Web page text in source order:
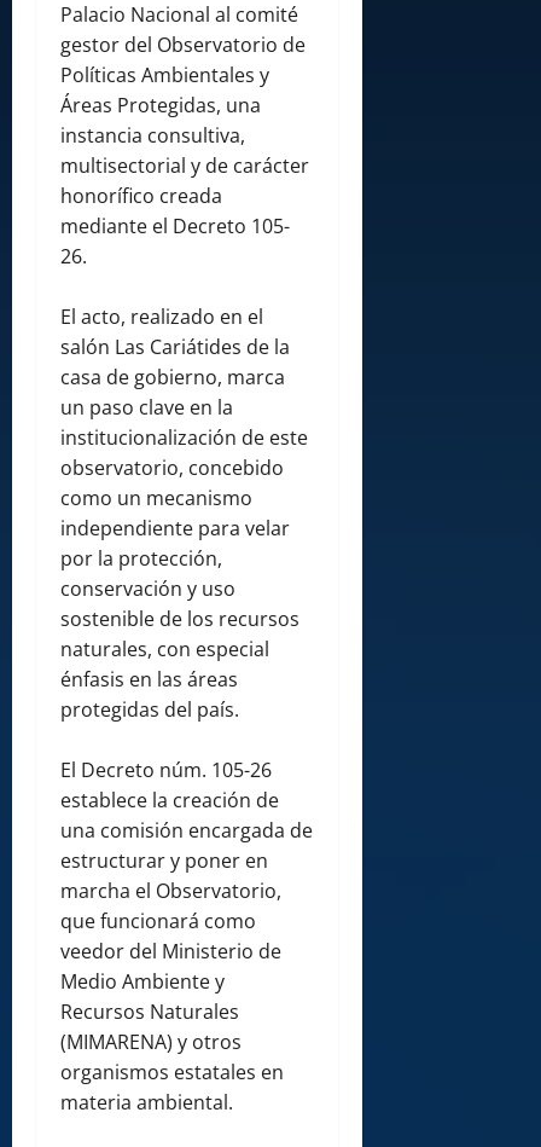
Palacio Nacional al comité
gestor del Observatorio de
Políticas Ambientales y
Áreas Protegidas, una
instancia consultiva,
multisectorial y de carácter
honorífico creada
mediante el Decreto 105-
26.
El acto, realizado en el
salón Las Cariátides de la
casa de gobierno, marca
un paso clave en la
institucionalización de este
observatorio, concebido
como un mecanismo
independiente para velar
por la protección,
conservación y uso
sostenible de los recursos
naturales, con especial
énfasis en las áreas
protegidas del país.
El Decreto núm. 105-26
establece la creación de
una comisión encargada de
estructurar y poner en
marcha el Observatorio,
que funcionará como
veedor del Ministerio de
Medio Ambiente y
Recursos Naturales
(MIMARENA) y otros
organismos estatales en
materia ambiental.